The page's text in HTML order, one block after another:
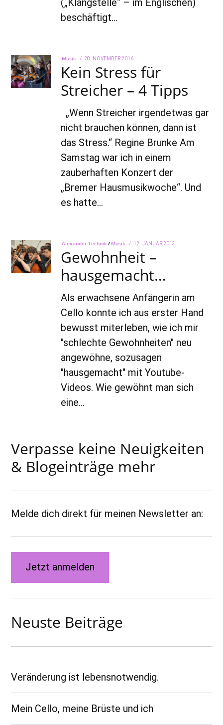
(„Klangstelle“ – im Englischen)
beschäftigt…
Musik
POSTED
28. NOVEMBER 2016
AUGUST
2022
Kein Stress für
Streicher – 4 Tipps
„Wenn Streicher irgendetwas gar
nicht brauchen können, dann ist
das Stress.“ Regine Brunke Am
Samstag war ich in einem
zauberhaften Konzert der
„Bremer Hausmusikwoche“. Und
es hatte…
Alexander-Technik/ Musik
POSTED
ON
12. JANUAR 2013
Gewohnheit –
hausgemacht…
Als erwachsene Anfängerin am
Cello konnte ich aus erster Hand
bewusst miterleben, wie ich mir
"schlechte Gewohnheiten" neu
angewöhne, sozusagen
"hausgemacht" mit Youtube-
Videos. Wie gewöhnt man sich
eine…
Verpasse keine Neuigkeiten
& Blogeinträge mehr
Melde dich direkt für meinen Newsletter an:
Jetzt anmelden
Neuste Beiträge
Veränderung ist lebensnotwendig.
Mein Cello, meine Brüste und ich